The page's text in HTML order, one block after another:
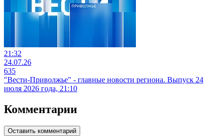
21:32
24.07.26
635
"Вести-Приволжье" - главные новости региона. Выпуск 24
июля 2026 года, 21:10
Комментарии
Оставить комментарий